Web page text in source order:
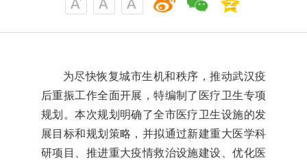
为尽快恢复城市生机和秩序，推动武汉疫
后重振工作全面开展，特编制了医疗卫生专项
规划。本次规划明确了全市医疗卫生设施的发
展目标和规划策略，并拟通过新建重大医学科
研项目、推进重大疫情救治设施建设、优化医